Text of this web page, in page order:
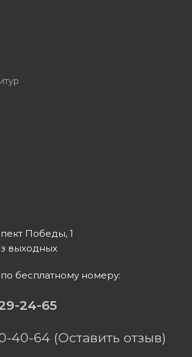
Победы, 1
выходных
бесплатному номеру:
24-65
40-64 (Оставить отзыв)